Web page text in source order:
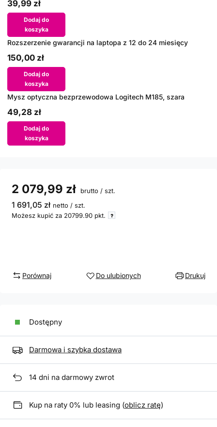
39,99 zł
Dodaj do
koszyka
Rozszerzenie gwarancji na laptopa z 12 do 24 miesięcy
150,00 zł
Dodaj do
koszyka
Mysz optyczna bezprzewodowa Logitech M185, szara
49,28 zł
Dodaj do
koszyka
2 079,99 zł brutto / szt.
1 691,05 zł netto / szt.
Możesz kupić za 20799.90 pkt.
Porównaj Do ulubionych Drukuj
Dostępny
Darmowa i szybka dostawa
14 dni na darmowy zwrot
Kup na raty 0% lub leasing (oblicz ratę)